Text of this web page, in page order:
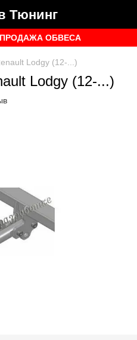
Тюнинг
ОБВЕСА
Lodgy (12-...)
Lodgy (12-...)